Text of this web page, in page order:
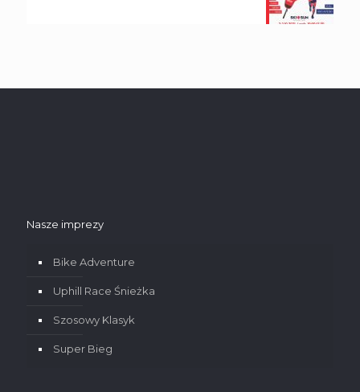
Nasze imprezy
Bike Adventure
Uphill Race Śnieżka
Szosowy Klasyk
Super Bieg